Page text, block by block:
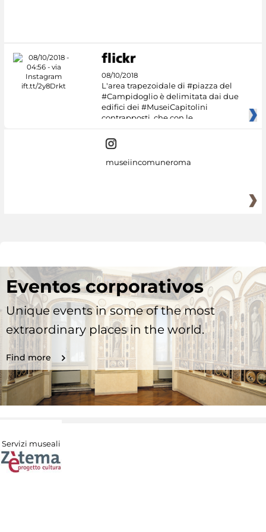
08/10/2018
L'area trapezoidale di #piazza del
#Campidoglio è delimitata dai due
edifici dei #MuseiCapitolini
contrapposti, che con le
museiincomuneroma
Eventos corporativos
Unique events in some of the most
extraordinary places in the world.
Find more
Servizi museali